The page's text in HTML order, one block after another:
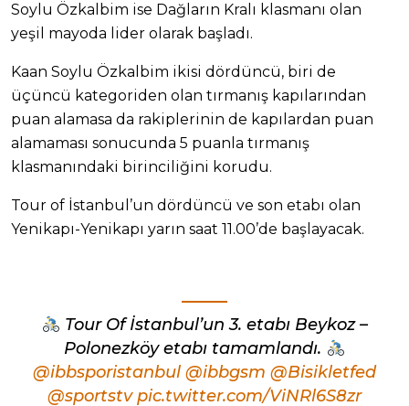
Soylu Özkalbim ise Dağların Kralı klasmanı olan
yeşil mayoda lider olarak başladı.
Kaan Soylu Özkalbim ikisi dördüncü, biri de
üçüncü kategoriden olan tırmanış kapılarından
puan alamasa da rakiplerinin de kapılardan puan
alamaması sonucunda 5 puanla tırmanış
klasmanındaki birinciliğini korudu.
Tour of İstanbul’un dördüncü ve son etabı olan
Yenikapı-Yenikapı yarın saat 11.00’de başlayacak.
Tour Of İstanbul’un 3. etabı Beykoz –
Polonezköy etabı tamamlandı.
@ibbsporistanbul @ibbgsm @Bisikletfed
@sportstv pic.twitter.com/ViNRl6S8zr